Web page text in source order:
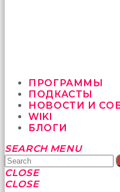
ПРОГРАММЫ
ПОДКАСТЫ
НОВОСТИ И
WIKI
БЛОГИ
Yatağa
bile
geçmeye
fırsat
SEARCH MENU
CLOSE
CLOSE